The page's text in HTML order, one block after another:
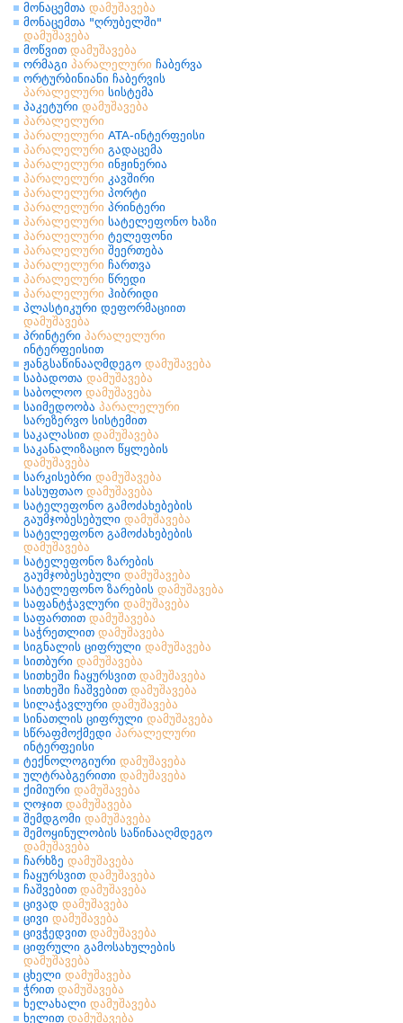
მონაცემთა დამუშავება
მონაცემთა "ღრუბელში"
დამუშავება
მოწვით დამუშავება
ორმაგი პარალელური ჩაბერვა
ორტურბინიანი ჩაბერვის
პარალელური სისტემა
პაკეტური დამუშავება
პარალელური
პარალელური ATA-ინტერფეისი
პარალელური გადაცემა
პარალელური ინჟინერია
პარალელური კავშირი
პარალელური პორტი
პარალელური პრინტერი
პარალელური სატელეფონო ხაზი
პარალელური ტელეფონი
პარალელური შეერთება
პარალელური ჩართვა
პარალელური წრედი
პარალელური ჰიბრიდი
პლასტიკური დეფორმაციით
დამუშავება
პრინტერი პარალელური
ინტერფეისით
ჟანგსაწინააღმდეგო დამუშავება
საბადოთა დამუშავება
საბოლოო დამუშავება
საიმედოობა პარალელური
სარეზერვო სისტემით
საკალასით დამუშავება
საკანალიზაციო წყლების
დამუშავება
სარკისებრი დამუშავება
სასუფთაო დამუშავება
სატელეფონო გამოძახებების
გაუმჯობესებული დამუშავება
სატელეფონო გამოძახებების
დამუშავება
სატელეფონო ზარების
გაუმჯობესებული დამუშავება
სატელეფონო ზარების დამუშავება
საფანტჭავლური დამუშავება
საფართით დამუშავება
საჭრეთლით დამუშავება
სიგნალის ციფრული დამუშავება
სითბური დამუშავება
სითხეში ჩაყურსვით დამუშავება
სითხეში ჩაშვებით დამუშავება
სილაჭავლური დამუშავება
სინათლის ციფრული დამუშავება
სწრაფმოქმედი პარალელური
ინტერფეისი
ტექნოლოგიური დამუშავება
ულტრაბგერითი დამუშავება
ქიმიური დამუშავება
ღოჯით დამუშავება
შემდგომი დამუშავება
შემოყინულობის საწინააღმდეგო
დამუშავება
ჩარხზე დამუშავება
ჩაყურსვით დამუშავება
ჩაშვებით დამუშავება
ცივად დამუშავება
ცივი დამუშავება
ცივჭედვით დამუშავება
ციფრული გამოსახულების
დამუშავება
ცხელი დამუშავება
ჭრით დამუშავება
ხელახალი დამუშავება
ხელით დამუშავება